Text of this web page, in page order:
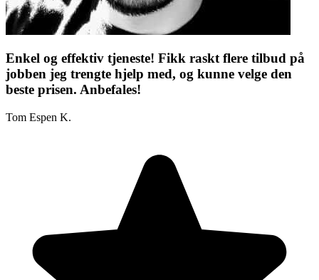
Enkel og effektiv tjeneste! Fikk raskt flere tilbud på
jobben jeg trengte hjelp med, og kunne velge den
beste prisen. Anbefales!
Tom Espen K.